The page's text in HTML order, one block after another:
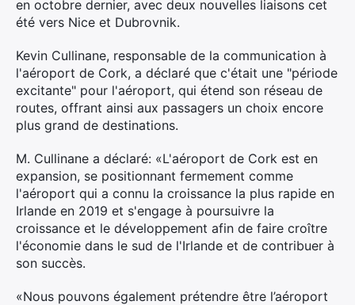
en octobre dernier, avec deux nouvelles liaisons cet
été vers Nice et Dubrovnik.
Kevin Cullinane, responsable de la communication à
l'aéroport de Cork, a déclaré que c'était une "période
excitante" pour l'aéroport, qui étend son réseau de
routes, offrant ainsi aux passagers un choix encore
plus grand de destinations.
M. Cullinane a déclaré: «L'aéroport de Cork est en
expansion, se positionnant fermement comme
l'aéroport qui a connu la croissance la plus rapide en
Irlande en 2019 et s'engage à poursuivre la
croissance et le développement afin de faire croître
l'économie dans le sud de l'Irlande et de contribuer à
son succès.
«Nous pouvons également prétendre être l’aéroport